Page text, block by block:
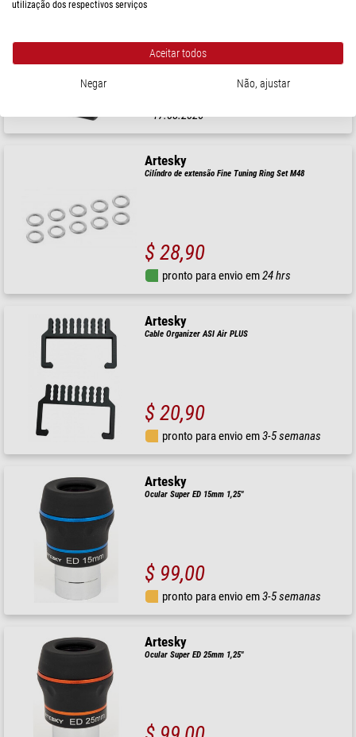
Artesky
17.08.2026
Artesky
Cilíndro de extensão Fine Tuning Ring Set M48
$ 28,90
pronto para envio em24 hrs
Artesky
Cable Organizer ASI Air PLUS
$ 20,90
pronto para envio em3-5 semanas
Artesky
Ocular Super ED 15mm 1,25"
$ 99,00
pronto para envio em3-5 semanas
Artesky
Ocular Super ED 25mm 1,25"
utilização dos respectivos serviços
Aceitar todos
Negar Não, ajustar